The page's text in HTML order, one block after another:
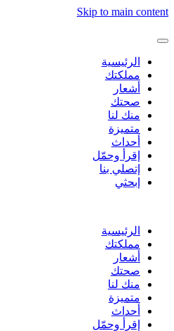
Skip to main content
الرئيسية
مملكتك
أشعار
صحتك
منك لنا
متميزة
أحداث
إقرأ وحمّل
إتصلي بنا
إبحثي
الرئيسية
مملكتك
أشعار
صحتك
منك لنا
متميزة
أحداث
إقرأ وحمّل